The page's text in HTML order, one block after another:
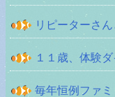
リピーターさ
１１歳、体験
毎年恒例ファ